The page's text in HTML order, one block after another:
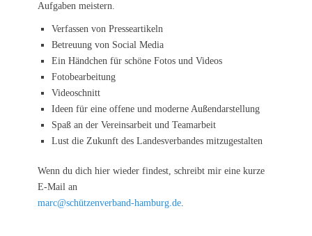
Aufgaben meistern.
Verfassen von Presseartikeln
Betreuung von Social Media
Ein Händchen für schöne Fotos und Videos
Fotobearbeitung
Videoschnitt
Ideen für eine offene und moderne Außendarstellung
Spaß an der Vereinsarbeit und Teamarbeit
Lust die Zukunft des Landesverbandes mitzugestalten
Wenn du dich hier wieder findest, schreibt mir eine kurze
E-Mail an
marc@schützenverband-hamburg.de.